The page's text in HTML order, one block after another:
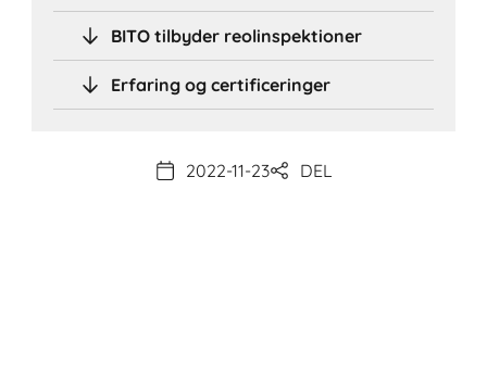
BITO tilbyder reolinspektioner
Erfaring og certificeringer
2022-11-23 DEL